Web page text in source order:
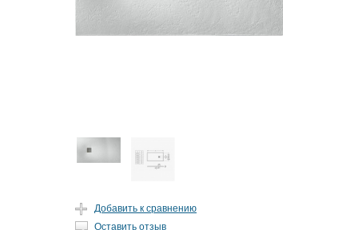
Добавить к сравнению
Оставить отзыв